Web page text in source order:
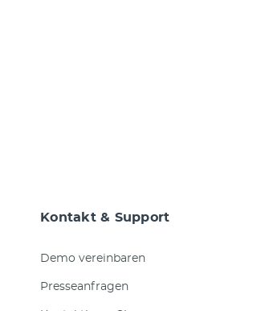
Kontakt & Support
Demo vereinbaren
Presseanfragen